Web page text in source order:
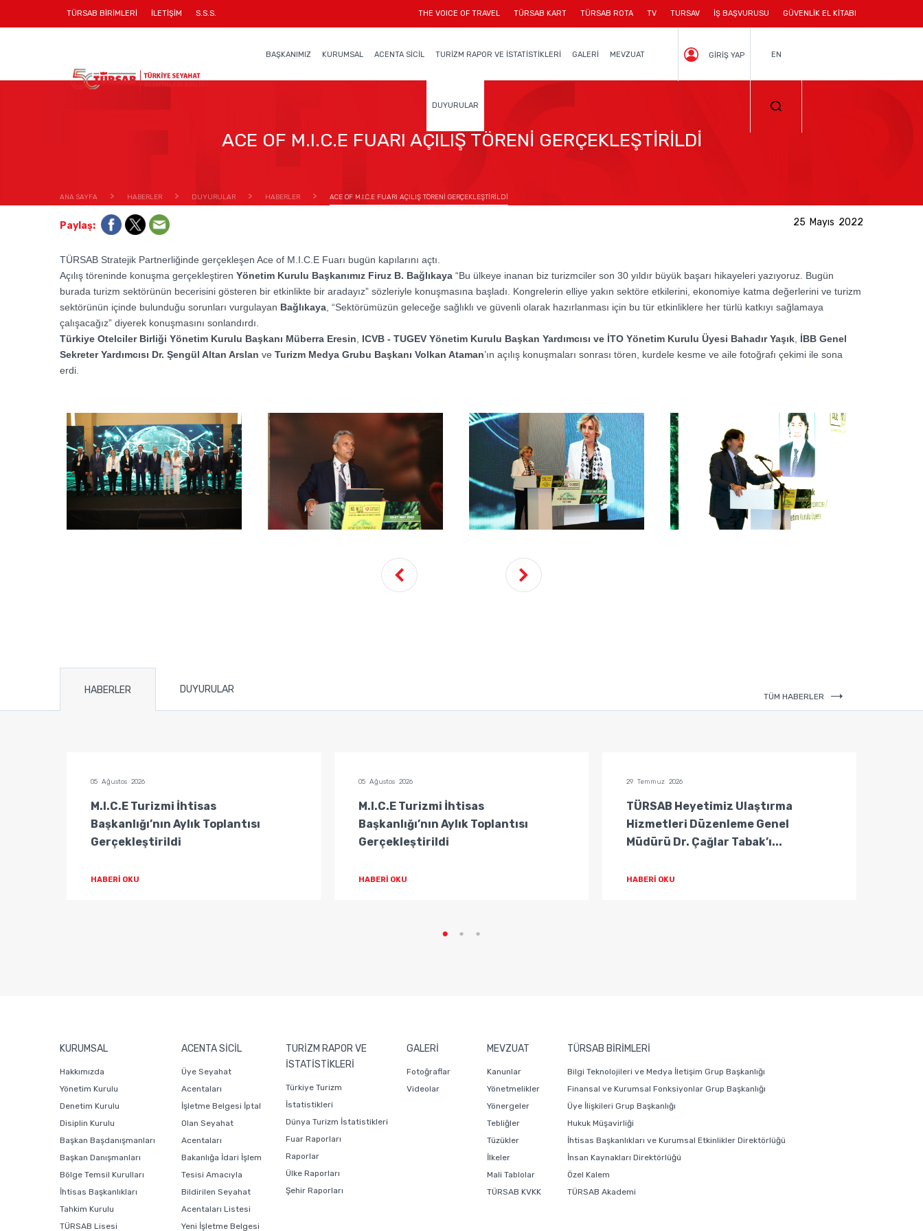
TÜRSAB BİRİMLERİ İLETİŞİM S.S.S. THE VOICE OF TRAVEL TÜRSAB KART TÜRSAB ROTA TV TURSAV İŞ BAŞVURUSU GÜVENLİK EL KİTABI
BAŞKANIMIZ KURUMSAL ACENTA SİCİL TURİZM RAPOR VE İSTATİSTİKLERİ GALERİ MEVZUAT
DUYURULAR
GİRİŞ YAP EN
ACE OF M.I.C.E FUARI AÇILIŞ TÖRENİ GERÇEKLEŞTİRİLDİ
ANA SAYFA HABERLER DUYURULAR HABERLER ACE OF M.I.C.E FUARI AÇILIŞ TÖRENİ GERÇEKLEŞTİRİLDİ
25 Mayıs 2022
Paylaş:
TÜRSAB Stratejik Partnerliğinde gerçekleşen Ace of M.I.C.E Fuarı bugün kapılarını açtı.
Açılış töreninde konuşma gerçekleştiren Yönetim Kurulu Başkanımız Firuz B. Bağlıkaya “Bu ülkeye inanan biz turizmciler son 30 yıldır büyük başarı hikayeleri yazıyoruz. Bugün
burada turizm sektörünün becerisini gösteren bir etkinlikte bir aradayız” sözleriyle konuşmasına başladı. Kongrelerin elliye yakın sektöre etkilerini, ekonomiye katma değerlerini ve turizm
sektörünün içinde bulunduğu sorunları vurgulayan Bağlıkaya , “Sektörümüzün geleceğe sağlıklı ve güvenli olarak hazırlanması için bu tür etkinliklere her türlü katkıyı sağlamaya
çalışacağız” diyerek konuşmasını sonlandırdı.
Türkiye Otelciler Birliği Yönetim Kurulu Başkanı Müberra Eresin
ICVB - TUGEV Yönetim Kurulu Başkan Yardımcısı ve İTO Yönetim Kurulu Üyesi Bahadır Yaşık İBB Genel
Sekreter Yardımcısı Dr. Şengül Altan Arslan ve Turizm Medya Grubu Başkanı Volkan Ataman’ın açılış konuşmaları sonrası tören, kurdele kesme ve aile fotoğrafı çekimi ile sona
erdi.
HABERLER DUYURULAR
TÜM HABERLER
05 Ağustos 2026
M.I.C.E Turizmi İhtisas
Başkanlığı’nın Aylık Toplantısı
Gerçekleştirildi
HABERİ OKU
05 Ağustos 2026
M.I.C.E Turizmi İhtisas
Başkanlığı’nın Aylık Toplantısı
Gerçekleştirildi
HABERİ OKU
29 Temmuz 2026
TÜRSAB Heyetimiz Ulaştırma
Hizmetleri Düzenleme Genel
Müdürü Dr. Çağlar Tabak’ı...
HABERİ OKU
KURUMSAL
Hakkımızda
Yönetim Kurulu
Denetim Kurulu
Disiplin Kurulu
Başkan Başdanışmanları
Başkan Danışmanları
Bölge Temsil Kurulları
İhtisas Başkanlıkları
Tahkim Kurulu
TÜRSAB Lisesi
ACENTA SİCİL
Üye Seyahat
Acentaları
İşletme Belgesi İptal
Olan Seyahat
Acentaları
Bakanlığa İdari İşlem
Tesisi Amacıyla
Bildirilen Seyahat
Acentaları Listesi
Yeni İşletme Belgesi
TURİZM RAPOR VE
İSTATİSTİKLERİ
Türkiye Turizm
İstatistikleri
Dünya Turizm İstatistikleri
Fuar Raporları
Raporlar
Ülke Raporları
Şehir Raporları
GALERİ
Fotoğraflar
Videolar
MEVZUAT
Kanunlar
Yönetmelikler
Yönergeler
Tebliğler
Tüzükler
İlkeler
Mali Tablolar
TÜRSAB KVKK
TÜRSAB BİRİMLERİ
Bilgi Teknolojileri ve Medya İletişim Grup Başkanlığı
Finansal ve Kurumsal Fonksiyonlar Grup Başkanlığı
Üye İlişkileri Grup Başkanlığı
Hukuk Müşavirliği
İhtisas Başkanlıkları ve Kurumsal Etkinlikler Direktörlüğü
İnsan Kaynakları Direktörlüğü
Özel Kalem
TÜRSAB Akademi